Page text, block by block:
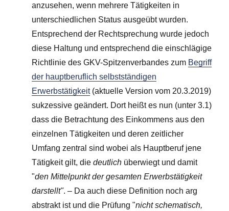
anzusehen, wenn mehrere Tätigkeiten in
unterschiedlichen Status ausgeübt wurden.
Entsprechend der Rechtsprechung wurde jedoch
diese Haltung und entsprechend die einschlägige
Richtlinie des GKV-Spitzenverbandes zum Begriff
der hauptberuflich selbstständigen
Erwerbstätigkeit(aktuelle Version vom 20.3.2019)
sukzessive geändert. Dort heißt es nun (unter 3.1)
dass die Betrachtung des Einkommens aus den
einzelnen Tätigkeiten und deren zeitlicher
Umfang zentral sind wobei als Hauptberuf jene
Tätigkeit gilt, diedeutlich überwiegt und damit
"den Mittelpunkt der gesamten Erwerbstätigkeit
darstellt". – Da auch diese Definition noch arg
abstrakt ist und die Prüfung "nicht schematisch,